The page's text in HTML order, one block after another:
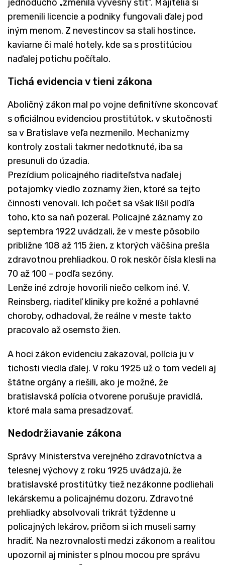
jednoducho „zmenila vývesný štít“. Majitelia si
premenili licencie a podniky fungovali ďalej pod
iným menom. Z nevestincov sa stali hostince,
kaviarne či malé hotely, kde sa s prostitúciou
naďalej potichu počítalo.
Tichá evidencia v tieni zákona
Aboličný zákon mal po vojne definitívne skoncovať
s oficiálnou evidenciou prostitútok, v skutočnosti
sa v Bratislave veľa nezmenilo. Mechanizmy
kontroly zostali takmer nedotknuté, iba sa
presunuli do úzadia.
Prezídium policajného riaditeľstva naďalej
potajomky viedlo zoznamy žien, ktoré sa tejto
činnosti venovali. Ich počet sa však líšil podľa
toho, kto sa naň pozeral. Policajné záznamy zo
septembra 1922 uvádzali, že v meste pôsobilo
približne 108 až 115 žien, z ktorých väčšina prešla
zdravotnou prehliadkou. O rok neskôr čísla klesli na
70 až 100 – podľa sezóny.
Lenže iné zdroje hovorili niečo celkom iné. V.
Reinsberg, riaditeľ kliniky pre kožné a pohlavné
choroby, odhadoval, že reálne v meste takto
pracovalo až osemsto žien.
A hoci zákon evidenciu zakazoval, polícia ju v
tichosti viedla ďalej. V roku 1925 už o tom vedeli aj
štátne orgány a riešili, ako je možné, že
bratislavská polícia otvorene porušuje pravidlá,
ktoré mala sama presadzovať.
Nedodržiavanie zákona
Správy Ministerstva verejného zdravotníctva a
telesnej výchovy z roku 1925 uvádzajú, že
bratislavské prostitútky tiež nezákonne podliehali
lekárskemu a policajnému dozoru. Zdravotné
prehliadky absolvovali trikrát týždenne u
policajných lekárov, pričom si ich museli samy
hradiť. Na nezrovnalosti medzi zákonom a realitou
upozornil aj minister s plnou mocou pre správu